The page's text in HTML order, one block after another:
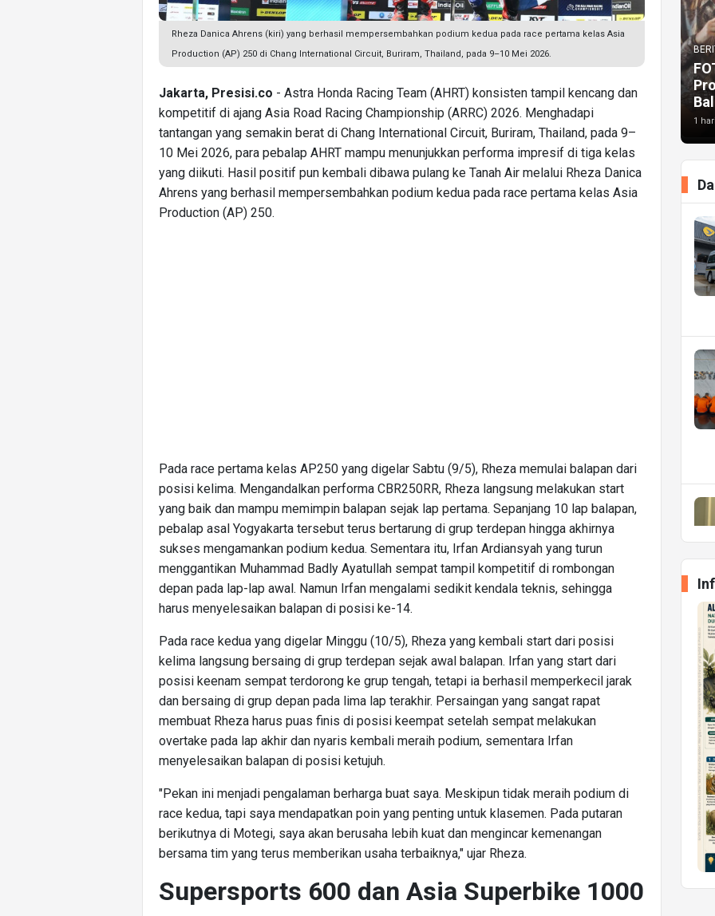
Rheza Danica Ahrens (kiri) yang berhasil mempersembahkan podium kedua pada race pertama kelas Asia
Production (AP) 250 di Chang International Circuit, Buriram, Thailand, pada 9–10 Mei 2026.
Jakarta, Presisi.co - Astra Honda Racing Team (AHRT) konsisten tampil kencang dan
kompetitif di ajang Asia Road Racing Championship (ARRC) 2026. Menghadapi
tantangan yang semakin berat di Chang International Circuit, Buriram, Thailand, pada 9–
10 Mei 2026, para pebalap AHRT mampu menunjukkan performa impresif di tiga kelas
yang diikuti. Hasil positif pun kembali dibawa pulang ke Tanah Air melalui Rheza Danica
Ahrens yang berhasil mempersembahkan podium kedua pada race pertama kelas Asia
Production (AP) 250.
Pada race pertama kelas AP250 yang digelar Sabtu (9/5), Rheza memulai balapan dari
posisi kelima. Mengandalkan performa CBR250RR, Rheza langsung melakukan start
yang baik dan mampu memimpin balapan sejak lap pertama. Sepanjang 10 lap balapan,
pebalap asal Yogyakarta tersebut terus bertarung di grup terdepan hingga akhirnya
sukses mengamankan podium kedua. Sementara itu, Irfan Ardiansyah yang turun
menggantikan Muhammad Badly Ayatullah sempat tampil kompetitif di rombongan
depan pada lap-lap awal. Namun Irfan mengalami sedikit kendala teknis, sehingga
harus menyelesaikan balapan di posisi ke-14.
Pada race kedua yang digelar Minggu (10/5), Rheza yang kembali start dari posisi
kelima langsung bersaing di grup terdepan sejak awal balapan. Irfan yang start dari
posisi keenam sempat terdorong ke grup tengah, tetapi ia berhasil memperkecil jarak
dan bersaing di grup depan pada lima lap terakhir. Persaingan yang sangat rapat
membuat Rheza harus puas finis di posisi keempat setelah sempat melakukan
overtake pada lap akhir dan nyaris kembali meraih podium, sementara Irfan
menyelesaikan balapan di posisi ketujuh.
"Pekan ini menjadi pengalaman berharga buat saya. Meskipun tidak meraih podium di
race kedua, tapi saya mendapatkan poin yang penting untuk klasemen. Pada putaran
berikutnya di Motegi, saya akan berusaha lebih kuat dan mengincar kemenangan
bersama tim yang terus memberikan usaha terbaiknya," ujar Rheza.
Supersports 600 dan Asia Superbike 1000
1